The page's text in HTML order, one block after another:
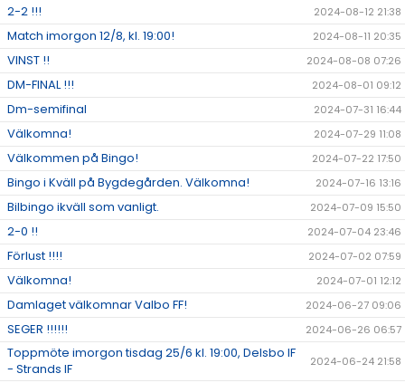
2-2 !!! 2024-08-12 21:38
Match imorgon 12/8, kl. 19:00! 2024-08-11 20:35
VINST !! 2024-08-08 07:26
DM-FINAL !!! 2024-08-01 09:12
Dm-semifinal 2024-07-31 16:44
Välkomna! 2024-07-29 11:08
Välkommen på Bingo! 2024-07-22 17:50
Bingo i Kväll på Bygdegården. Välkomna! 2024-07-16 13:16
Bilbingo ikväll som vanligt. 2024-07-09 15:50
2-0 !! 2024-07-04 23:46
Förlust !!!! 2024-07-02 07:59
Välkomna! 2024-07-01 12:12
Damlaget välkomnar Valbo FF! 2024-06-27 09:06
SEGER !!!!!! 2024-06-26 06:57
Toppmöte imorgon tisdag 25/6 kl. 19:00, Delsbo IF
- Strands IF
2024-06-24 21:58